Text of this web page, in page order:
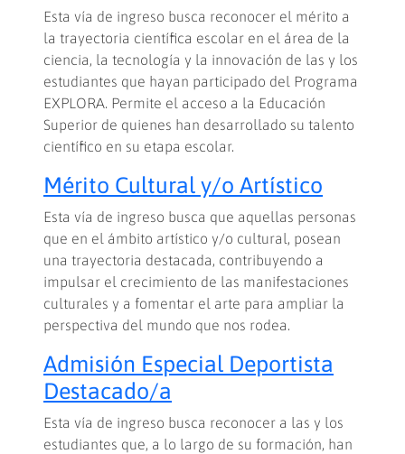
Esta vía de ingreso busca reconocer el mérito a
la trayectoria científica escolar en el área de la
ciencia, la tecnología y la innovación de las y los
estudiantes que hayan participado del Programa
EXPLORA. Permite el acceso a la Educación
Superior de quienes han desarrollado su talento
científico en su etapa escolar.
Mérito Cultural y/o Artístico
Esta vía de ingreso busca que aquellas personas
que en el ámbito artístico y/o cultural, posean
una trayectoria destacada, contribuyendo a
impulsar el crecimiento de las manifestaciones
culturales y a fomentar el arte para ampliar la
perspectiva del mundo que nos rodea.
Admisión Especial Deportista
Destacado/a
Esta vía de ingreso busca reconocer a las y los
estudiantes que, a lo largo de su formación, han